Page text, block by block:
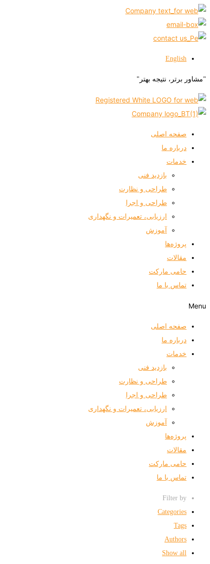
English
"مشاور برتر، نتیجه بهتر"
صفحه اصلی
درباره ما
خدمات
بازدید فنی
طراحی و نظارت
طراحی و اجرا
ارزیابی، تعمیرات و نگهداری
آموزش
پروژه‌ها
مقالات
حامی مارکت
تماس با ما
Menu
صفحه اصلی
درباره ما
خدمات
بازدید فنی
طراحی و نظارت
طراحی و اجرا
ارزیابی، تعمیرات و نگهداری
آموزش
پروژه‌ها
مقالات
حامی مارکت
تماس با ما
Filter by
Categories
Tags
Authors
Show all